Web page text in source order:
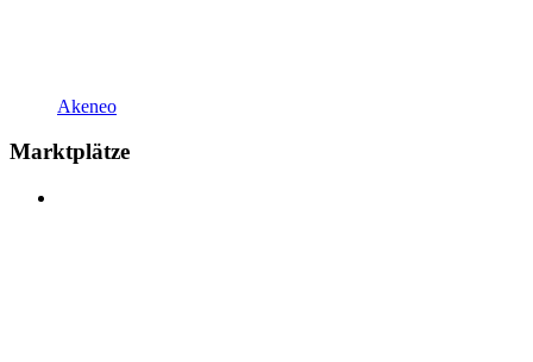
Akeneo
Marktplätze